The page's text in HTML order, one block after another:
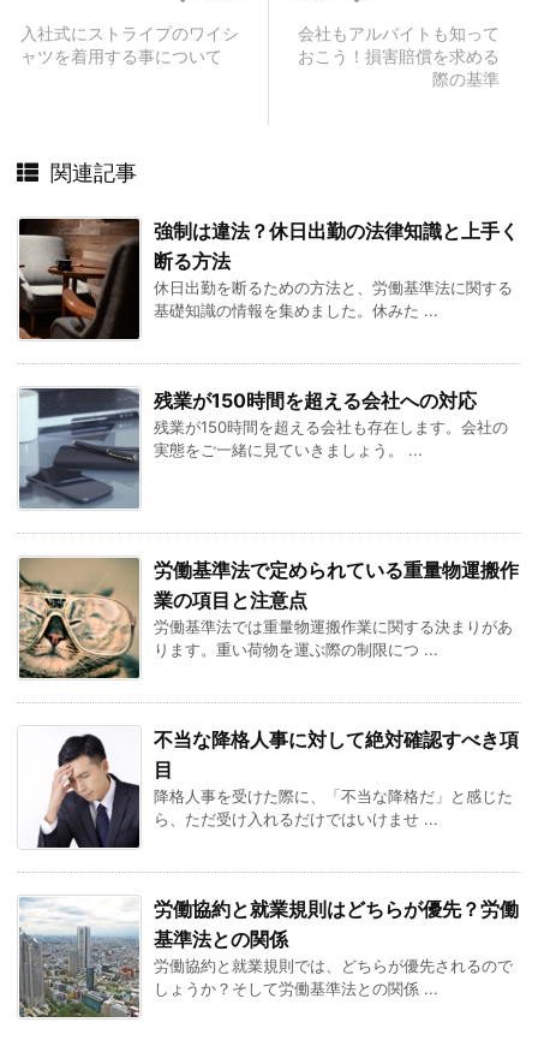
会社もアルバイトも知って
おこう！損害賠償を求める
際の基準
入社式にストライプのワイシ
ャツを着用する事について
関連記事
強制は違法？休日出勤の法律知識と上手く
断る方法
休日出勤を断るための方法と、労働基準法に関する
基礎知識の情報を集めました。休みた ...
残業が150時間を超える会社への対応
残業が150時間を超える会社も存在します。会社の
実態をご一緒に見ていきましょう。 ...
労働基準法で定められている重量物運搬作
業の項目と注意点
労働基準法では重量物運搬作業に関する決まりがあ
ります。重い荷物を運ぶ際の制限につ ...
不当な降格人事に対して絶対確認すべき項
目
降格人事を受けた際に、「不当な降格だ」と感じた
ら、ただ受け入れるだけではいけませ ...
労働協約と就業規則はどちらが優先？労働
基準法との関係
労働協約と就業規則では、どちらが優先されるので
しょうか？そして労働基準法との関係 ...